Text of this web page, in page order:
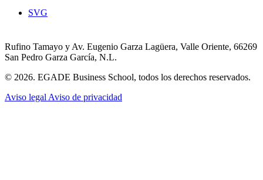
SVG
Rufino Tamayo y Av. Eugenio Garza Lagüera, Valle Oriente, 66269
San Pedro Garza García, N.L.
© 2026. EGADE Business School, todos los derechos reservados.
Aviso legal Aviso de privacidad